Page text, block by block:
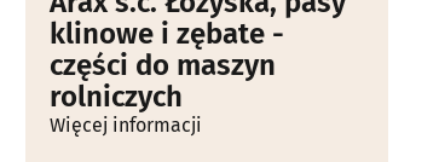
klinowe i zębate -
części do maszyn
rolniczych
Więcej informacji